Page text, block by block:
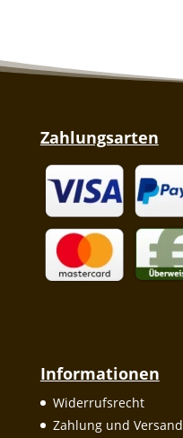
Zahlungsarten
Informationen
Widerrufsrecht
Zahlung und Versand